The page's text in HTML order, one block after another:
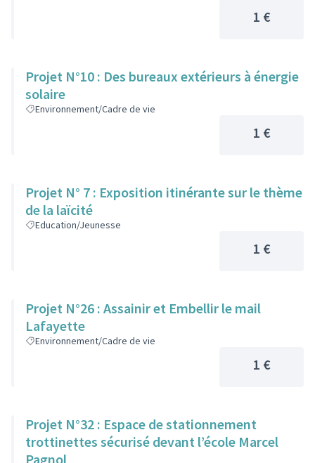
1 €
Projet N°10 : Des bureaux extérieurs à énergie
solaire
Environnement/Cadre de vie
1 €
Projet N° 7 : Exposition itinérante sur le thème
de la laïcité
Education/Jeunesse
1 €
Projet N°26 : Assainir et Embellir le mail
Lafayette
Environnement/Cadre de vie
1 €
Projet N°32 : Espace de stationnement
trottinettes sécurisé devant l’école Marcel
Pagnol